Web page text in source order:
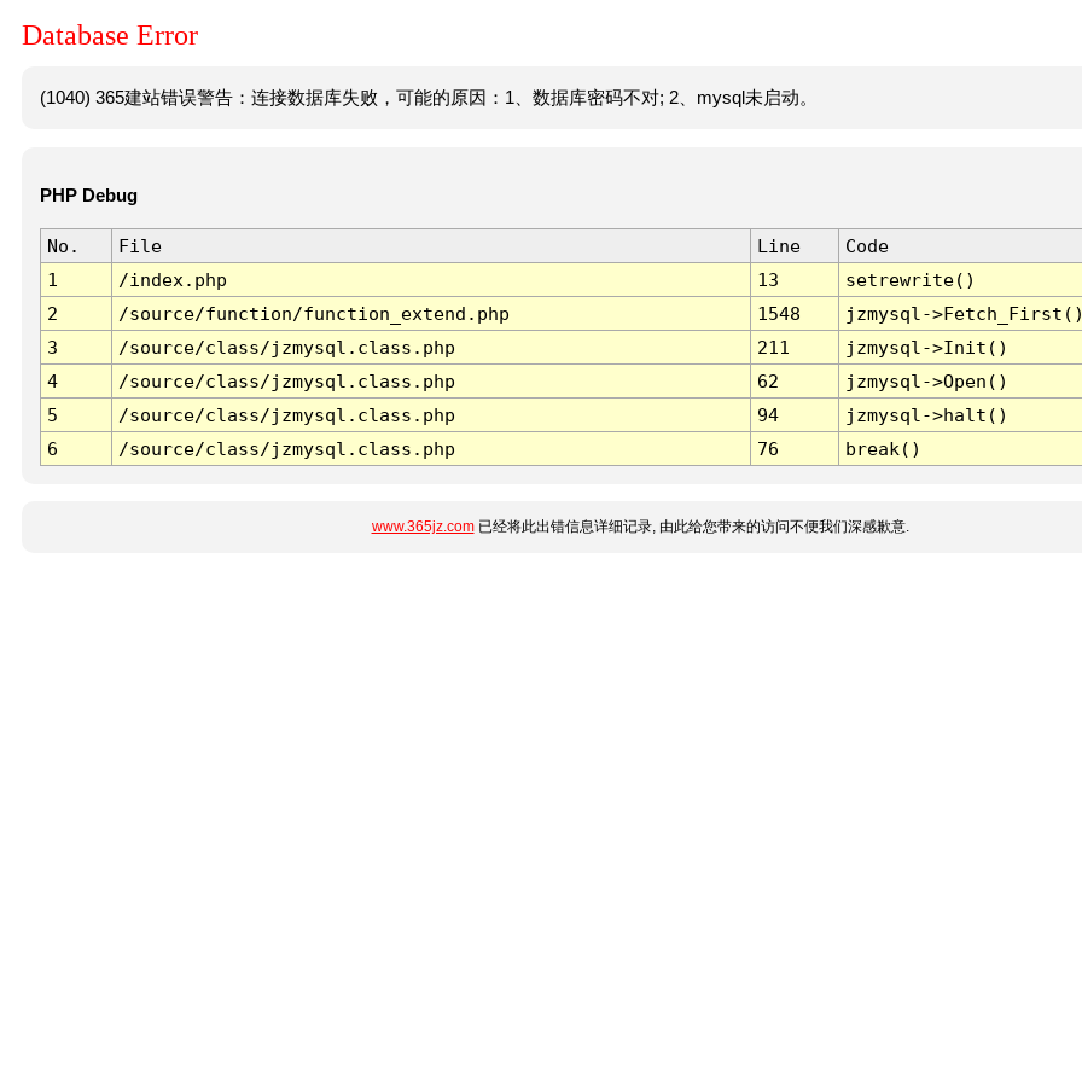
Database Error
(1040) 365建站错误警告：连接数据库失败，可能的原因：1、数据库密码不对; 2、mysql未启动。
PHP Debug
No. File Line
Code
1
/index.php 13
setrewrite()
2
/source/function/function_extend.php 1548
jzmysql-
3
/source/class/jzmysql.class.php 211
jzmysql->Init()
4
/source/class/jzmysql.class.php 62
jzmysql->Open()
5
/source/class/jzmysql.class.php 94
jzmysql->halt()
6
/source/class/jzmysql.class.php 76 break()
www.365jz.com已经将此出错信息详细记录, 由此给您带来的访问不便我们深感歉意.